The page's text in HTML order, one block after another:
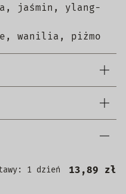
jaśmin, ylang-
wanilia, piżmo
1 dzień
13,89 zł